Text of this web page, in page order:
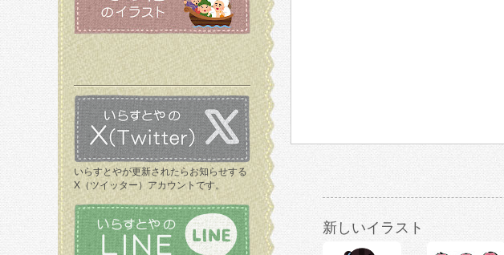
いらすとやが更新されたらお知らせする
X（ツイッター）アカウントです。
新しいイラスト